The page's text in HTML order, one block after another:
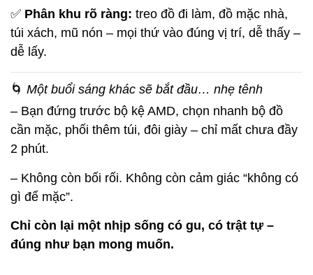
✅ Phân khu rõ ràng: treo đồ đi làm, đồ mặc nhà,
túi xách, mũ nón – mọi thứ vào đúng vị trí, dễ thấy –
dễ lấy.
🌀 Một buổi sáng khác sẽ bắt đầu… nhẹ tênh
– Bạn đứng trước bộ kệ AMD, chọn nhanh bộ đồ
cần mặc, phối thêm túi, đôi giày – chỉ mất chưa đầy
2 phút.
– Không còn bối rối. Không còn cảm giác “không có
gì để mặc”.
Chỉ còn lại một nhịp sống có gu, có trật tự –
đúng như bạn mong muốn.